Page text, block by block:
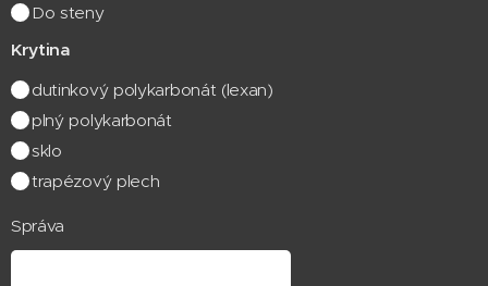
Do steny
Krytina
dutinkový polykarbonát (lexan)
plný polykarbonát
sklo
trapézový plech
Správa